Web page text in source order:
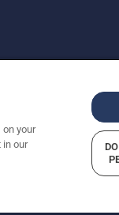
cijene
on your
in our